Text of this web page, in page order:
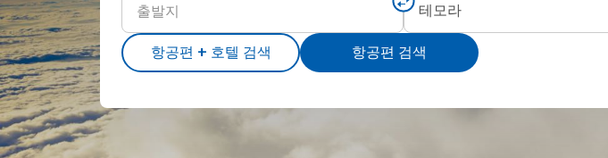
항공편 + 호텔 검색 항공편 검색